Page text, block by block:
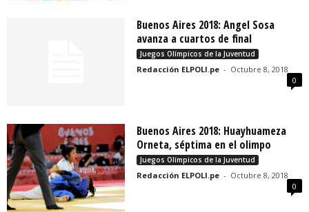
Buenos Aires 2018: Angel Sosa
avanza a cuartos de final
Juegos Olímpicos de la Juventud
Redacción ELPOLI.pe - Octubre 8, 2018
0
Buenos Aires 2018: Huayhuameza
Orneta, séptima en el olimpo
Juegos Olímpicos de la Juventud
Redacción ELPOLI.pe - Octubre 8, 2018
0